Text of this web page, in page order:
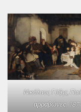
Νικόλαος Γύζης,
αρραβώνες,